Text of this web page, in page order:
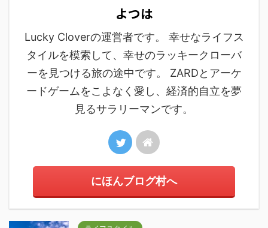
よつは
Lucky Cloverの運営者です。 幸せなライフス
タイルを模索して、幸せのラッキークローバ
ーを見つける旅の途中です。 ZARDとアーケ
ードゲームをこよなく愛し、経済的自立を夢
見るサラリーマンです。
にほんブログ村へ